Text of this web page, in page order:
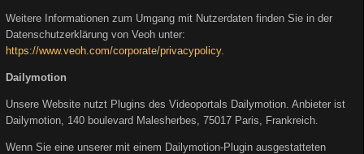
Weitere Informationen zum Umgang mit Nutzerdaten finden Sie in der
Datenschutzerklärung von Veoh unter:
https://www.veoh.com/corporate/privacypolicy.
Dailymotion
Unsere Website nutzt Plugins des Videoportals Dailymotion. Anbieter ist
Dailymotion, 140 boulevard Malesherbes, 75017 Paris, Frankreich.
Wenn Sie eine unserer mit einem Dailymotion-Plugin ausgestatteten